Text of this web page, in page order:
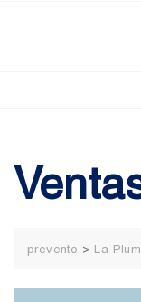
prevento > La